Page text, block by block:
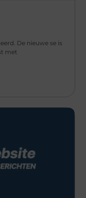
De nieuwe se is
met